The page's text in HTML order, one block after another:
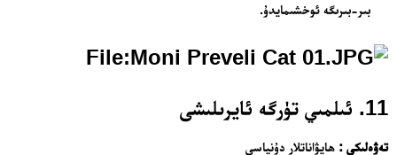
بىر-بىرىگە ئوخشىمايدۇ.
11. ئىلمىي تۈرگە ئايرىلىشى
تەۋەلىكى : ھايۋاناتلار دۇنياسى